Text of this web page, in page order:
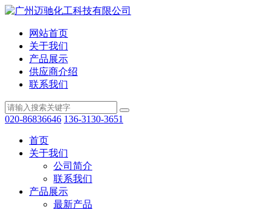
网站首页
关于我们
产品展示
供应商介绍
联系我们
020-86836646 136-3130-3651
首页
关于我们
公司简介
联系我们
产品展示
最新产品